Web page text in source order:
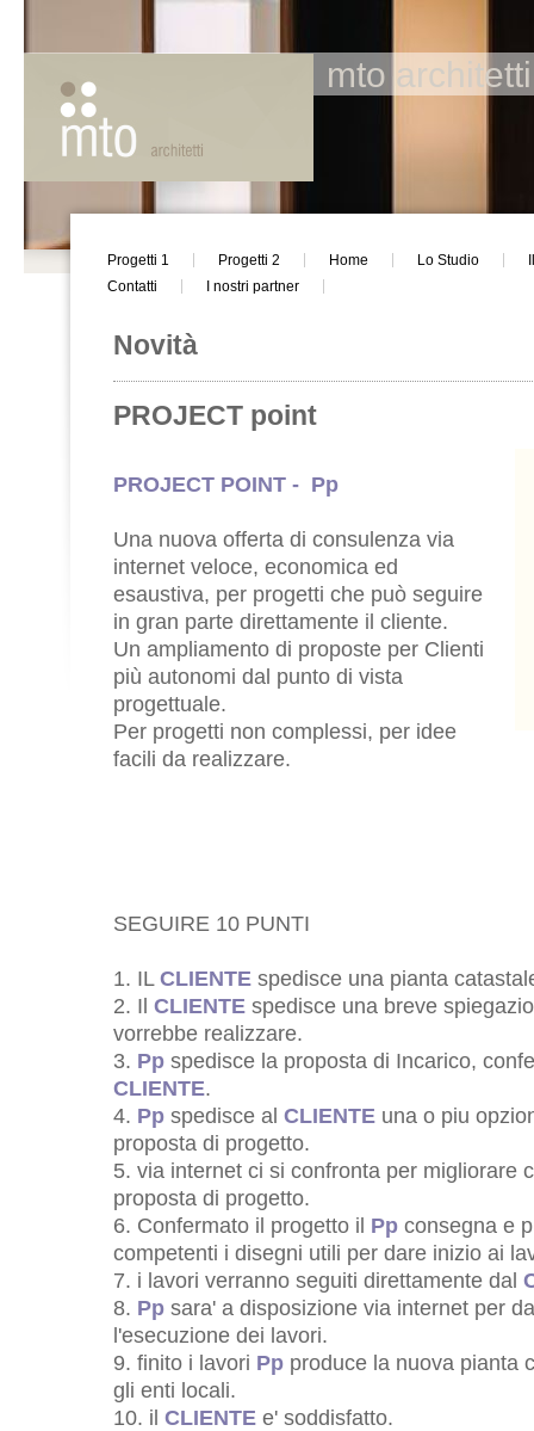
mto architetti
Progetti 1 Progetti 2 Home Lo Studio
Contatti
I nostri partner
Novità
PROJECT point
PROJECT POINT - Pp
Una nuova offerta di consulenza via
internet veloce, economica ed
esaustiva, per progetti che può seguire
in gran parte direttamente il cliente.
Un ampliamento di proposte per Clienti
più autonomi dal punto di vista
progettuale.
Per progetti non complessi, per idee
facili da realizzare.
SEGUIRE 10 PUNTI
1. IL CLIENTE spedisce una pianta
2. Il CLIENTE spedisce una breve
vorrebbe realizzare.
3. Pp spedisce la proposta di Incarico,
CLIENTE.
4. Pp spedisce al CLIENTE una o piu
proposta di progetto.
5. via internet ci si confronta per migliorare
proposta di progetto.
6. Confermato il progetto il Pp consegna e
competenti i disegni utili per dare inizio ai
7. i lavori verranno seguiti direttamente dal
8. Pp sara' a disposizione via internet per
l'esecuzione dei lavori.
9. finito i lavori Pp produce la nuova pianta
gli enti locali.
10. il CLIENTE e' soddisfatto.